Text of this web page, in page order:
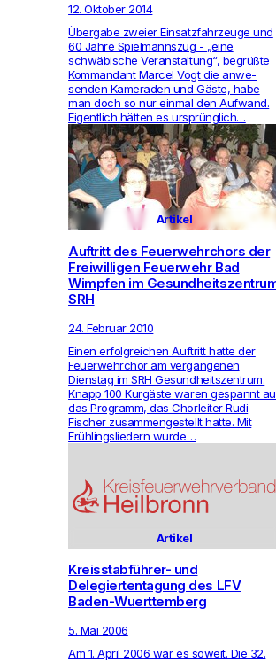
12. Oktober 2014
Übergabe zweier Ein­satz­fahr­zeuge und
60 Jahre Spiel­mannszug - „eine
schwäbische Ver­an­stal­tung“, begrüßte
Kom­man­dant Marcel Vogt die anwe­
senden Kame­raden und Gäste, habe
man doch so nur einmal den Auf­wand.
Eigent­lich hätten es ursprünglich…
Artikel
Auftritt des Feuerwehrchors der
Freiwilligen Feuerwehr Bad
Wimpfen im
SRH
24. Februar 2010
Einen erfolg­rei­chen Auf­tritt hatte der
Feu­er­wehr­chor am ver­gan­genen
Dienstag im SRH Gesund­heits­zen­trum.
Knapp 100 Kurgäste waren gespannt
das Pro­gramm, das Chor­leiter Rudi
Fischer zusam­men­ge­stellt hatte. Mit
Frühlings­lie­dern wurde…
Artikel
Kreisstabführer- und
Delegiertentagung des LFV
Baden-Wuerttemberg
5. Mai 2006
Am 1. April 2006 war es soweit. Die 32.